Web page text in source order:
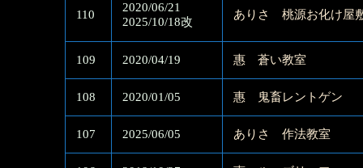
110
2020/06/21
2025/10/18改
ありさ 桃源お化け屋
109 2020/04/19 惠 蒼い教室
108 2020/01/05 惠 鬼畜レントゲン
107 2025/06/05 ありさ 作法教室